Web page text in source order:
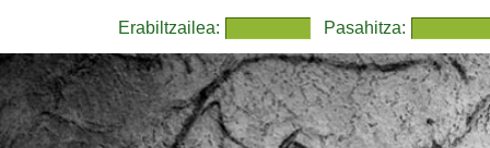
Erabiltzailea: Pasahitza: